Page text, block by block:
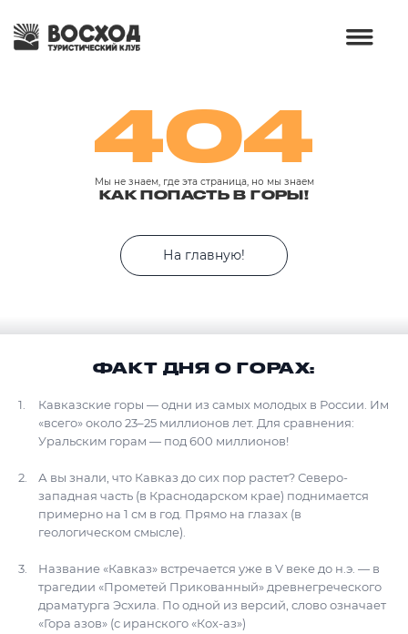
404
Мы не знаем, где эта страница, но мы знаем
КАК ПОПАСТЬ В ГОРЫ!
На главную!
ФАКТ ДНЯ О ГОРАХ:
Кавказские горы — одни из самых молодых в России. Им
«всего» около 23–25 миллионов лет. Для сравнения:
Уральским горам — под 600 миллионов!
А вы знали, что Кавказ до сих пор растет? Северо-
западная часть (в Краснодарском крае) поднимается
примерно на 1 см в год. Прямо на глазах (в
геологическом смысле).
Название «Кавказ» встречается уже в V веке до н.э. — в
трагедии «Прометей Прикованный» древнегреческого
драматурга Эсхила. По одной из версий, слово означает
«Гора азов» (с иранского «Кох-аз»)